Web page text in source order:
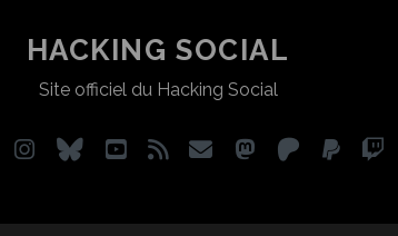
HACKING SOCIAL
Site officiel du Hacking Social
instagram
blueskyyoutube
rss emailmastodon
patreon
paypal